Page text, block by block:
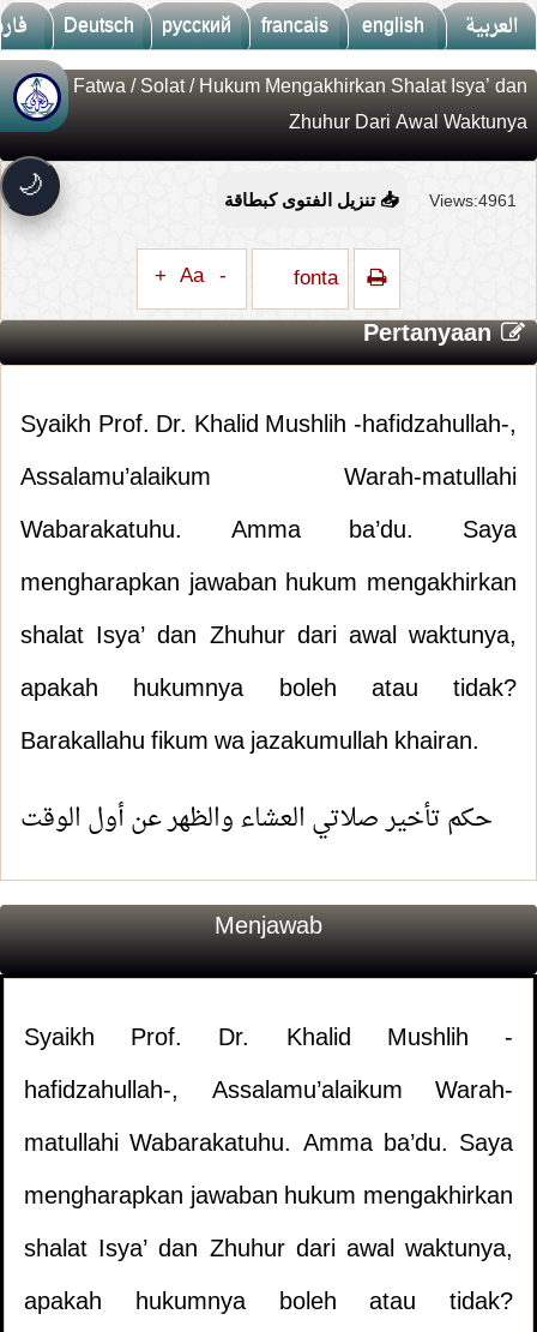
العربية english
francais
русский
Deutsch
🌙
🚀جديد الموقع!
تعرف على أحدث المميزات
سرعة فائقة
واجهة أكثر أناقة وسهولة
🔔إشعارات ذكية
تتابع كل جديد بخطوة واحدة
Fatwa/Solat/ Hukum Mengakhirkan Shalat Isya’ dan
Zhuhur Dari Awal Waktunya
Views:4961 📥 تنزيل الفتوى كبطاقة
fonta
-
Aa
+
Pertanyaan
Syaikh Prof. Dr. Khalid Mushlih -hafidzahullah-,
Assalamu’alaikum Warah-matullahi
Wabarakatuhu. Amma ba’du. Saya
mengharapkan jawaban hukum mengakhirkan
shalat Isya’ dan Zhuhur dari awal waktunya,
apakah hukumnya boleh atau tidak?
Barakallahu fikum wa jazakumullah khairan.
حكم تأخير صلاتي العشاء والظهر عن أول الوقت
Menjawab
Syaikh Prof. Dr. Khalid Mushlih -
hafidzahullah-, Assalamu’alaikum Warah-
matullahi Wabarakatuhu. Amma ba’du. Saya
mengharapkan jawaban hukum mengakhirkan
shalat Isya’ dan Zhuhur dari awal waktunya,
apakah hukumnya boleh atau tidak?